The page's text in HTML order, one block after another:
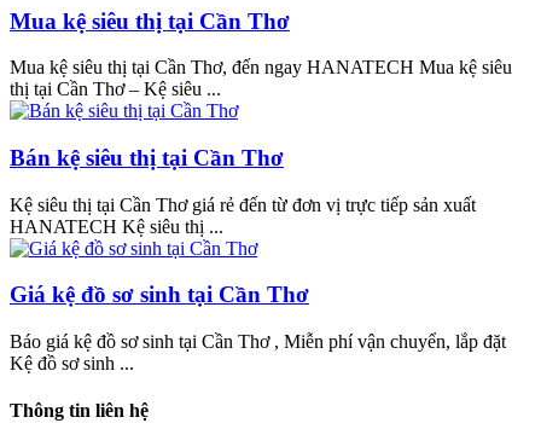
Mua kệ siêu thị tại Cần Thơ
Mua kệ siêu thị tại Cần Thơ, đến ngay HANATECH Mua kệ siêu
thị tại Cần Thơ – Kệ siêu ...
Bán kệ siêu thị tại Cần Thơ
Kệ siêu thị tại Cần Thơ giá rẻ đến từ đơn vị trực tiếp sản xuất
HANATECH Kệ siêu thị ...
Giá kệ đồ sơ sinh tại Cần Thơ
Báo giá kệ đồ sơ sinh tại Cần Thơ , Miễn phí vận chuyển, lắp đặt
Kệ đồ sơ sinh ...
Thông tin liên hệ